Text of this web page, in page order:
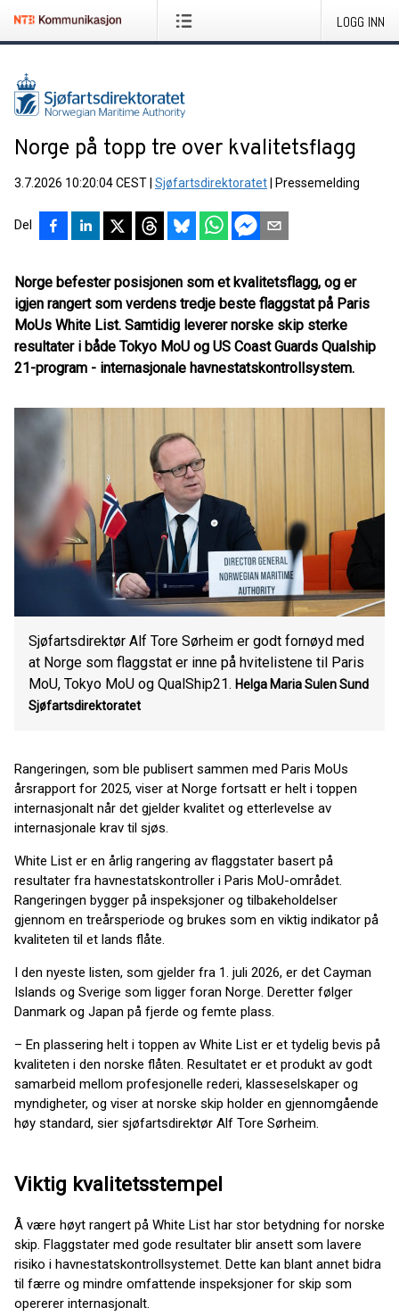
LOGG INN
Norge på topp tre over kvalitetsflagg
3.7.2026 10:20:04 CEST Sjøfartsdirektoratet Pressemelding
Del
Norge befester posisjonen som et kvalitetsflagg, og er
igjen rangert som verdens tredje beste flaggstat på Paris
MoUs White List. Samtidig leverer norske skip sterke
resultater i både Tokyo MoU og US Coast Guards Qualship
21-program - internasjonale havnestatskontrollsystem.
Sjøfartsdirektør Alf Tore Sørheim er godt fornøyd med
at Norge som flaggstat er inne på hvitelistene til Paris
MoU, Tokyo MoU og QualShip21. Helga Maria Sulen Sund
Sjøfartsdirektoratet
Rangeringen, som ble publisert sammen med Paris MoUs
årsrapport for 2025, viser at Norge fortsatt er helt i toppen
internasjonalt når det gjelder kvalitet og etterlevelse av
internasjonale krav til sjøs.
White List er en årlig rangering av flaggstater basert på
resultater fra havnestatskontroller i Paris MoU-området.
Rangeringen bygger på inspeksjoner og tilbakeholdelser
gjennom en treårsperiode og brukes som en viktig indikator på
kvaliteten til et lands flåte.
I den nyeste listen, som gjelder fra 1. juli 2026, er det Cayman
Islands og Sverige som ligger foran Norge. Deretter følger
Danmark og Japan på fjerde og femte plass.
– En plassering helt i toppen av White List er et tydelig bevis på
kvaliteten i den norske flåten. Resultatet er et produkt av godt
samarbeid mellom profesjonelle rederi, klasseselskaper og
myndigheter, og viser at norske skip holder en gjennomgående
høy standard, sier sjøfartsdirektør Alf Tore Sørheim.
Viktig kvalitetsstempel
Å være høyt rangert på White List har stor betydning for norske
skip. Flaggstater med gode resultater blir ansett som lavere
risiko i havnestatskontrollsystemet. Dette kan blant annet bidra
til færre og mindre omfattende inspeksjoner for skip som
opererer internasjonalt.